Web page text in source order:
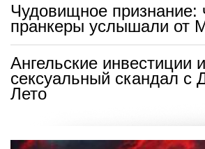
Чудовищное признание:
пранкеры услышали от
Ангельские инвестиции и
сексуальный скандал с
Лето